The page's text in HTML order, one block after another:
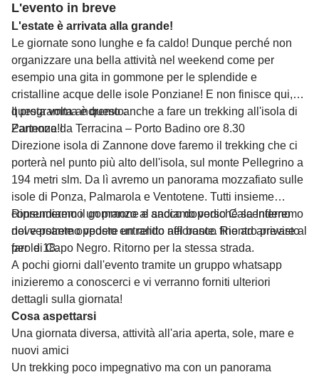
L'evento in breve
L'estate è arrivata alla grande!
Le giornate sono lunghe e fa caldo! Dunque perché non
organizzare una bella attività nel weekend come per
esempio una gita in gommone per le splendide e
cristalline acque delle isole Ponziane! E non finisce qui,
questa volta andremo anche a fare un trekking all'isola di
Zannone!!
Il programma è questo:
Partenza da Terracina – Porto Badino ore 8.30
Direzione isola di Zannone dove faremo il trekking che ci
porterà nel punto più alto dell'isola, sul monte Pellegrino a
194 metri slm. Da lì avremo un panorama mozzafiato sulle
isole di Ponza, Palmarola e Ventotene. Tutti insieme
consumeremo un pranzo al sacco dopodiché scenderemo
nel versante opposto entrando nel bosco fino ad arrivare al
faro di Capo Negro. Ritorno per la stessa strada.
Riprendiamo il gommone e andiamo verso Cala Inferno
dove potremo vedere un relitto affiorante. Rientro previsto
per le 18.
A pochi giorni dall'evento tramite un gruppo whatsapp
inizieremo a conoscerci e vi verranno forniti ulteriori
dettagli sulla giornata!
Cosa aspettarsi
Una giornata diversa, attività all'aria aperta, sole, mare e
nuovi amici
Un trekking poco impegnativo ma con un panorama